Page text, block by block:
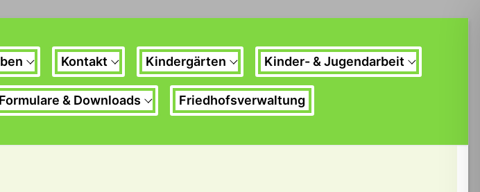
Kontakt Kindergärten Kinder- & Jugendarbeit
Formulare & Downloads Friedhofsverwaltung